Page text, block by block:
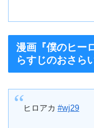
漫画『僕のヒー
らすじのおさら
ヒロアカ #wj29